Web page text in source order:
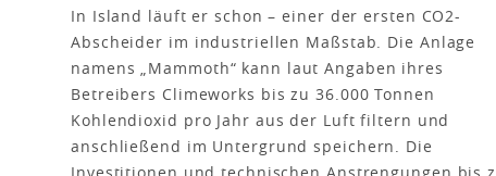
In Island läuft er schon – einer der ersten CO2-
Abscheider im industriellen Maßstab. Die Anlage
namens „Mammoth“ kann laut Angaben ihres
Betreibers Climeworks bis zu 36.000 Tonnen
Kohlendioxid pro Jahr aus der Luft filtern und
anschließend im Untergrund speichern. Die